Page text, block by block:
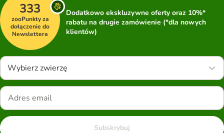
333
zooPunkty za
dołączenie do
Newslettera
Dodatkowo ekskluzywne oferty oraz 10%*
rabatu na drugie zamówienie (*dla nowych
klientów)
Wybierz zwierzę
Subskrybuj